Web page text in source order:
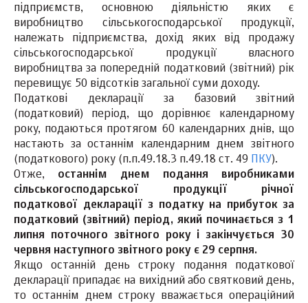
підприємств, основною діяльністю яких є
виробництво сільськогосподарської продукції,
належать підприємства, дохід яких від продажу
сільськогосподарської продукції власного
виробництва за попередній податковий (звітний) рік
перевищує 50 відсотків загальної суми доходу.
Податкові декларації за базовий звітний
(податковий) період, що дорівнює календарному
року, подаються протягом 60 календарних днів, що
настають за останнім календарним днем звітного
(податкового) року (п.п.49.18.3 п.49.18 ст. 49
ПКУ).
Отже, останнім днем подання виробниками
сільськогосподарської продукції річної
податкової декларації з податку на прибуток за
податковий (звітний) період, який починається з 1
липня поточного звітного року і закінчується 30
червня наступного звітного року є 29 серпня.
Якщо останній день строку подання податкової
декларації припадає на вихідний або святковий день,
то останнім днем строку вважається операційний